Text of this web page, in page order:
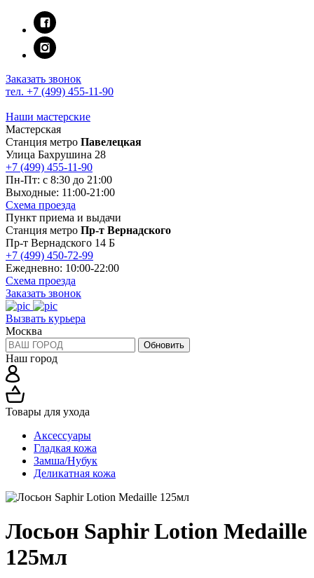
Заказать звонок
тел. +7 (499) 455-11-90
Наши мастерские
Мастерская
Станция метро Павелецкая
Улица Бахрушина 28
+7 (499) 455-11-90
Пн-Пт: c 8:30 до 21:00
Выходные: 11:00-21:00
Схема проезда
Пункт приема и выдачи
Станция метро Пр-т Вернадского
Пр-т Вернадского 14 Б
+7 (499) 450-72-99
Ежедневно: 10:00-22:00
Схема проезда
Заказать звонок
Вызвать курьера
Москва
Обновить
Наш город
Товары для ухода
Аксессуары
Гладкая кожа
Замша/Нубук
Деликатная кожа
Лосьон Saphir Lotion Medaille
125мл